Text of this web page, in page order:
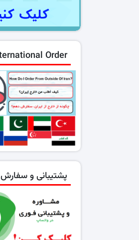
Order
پشتیبانی و سفارش